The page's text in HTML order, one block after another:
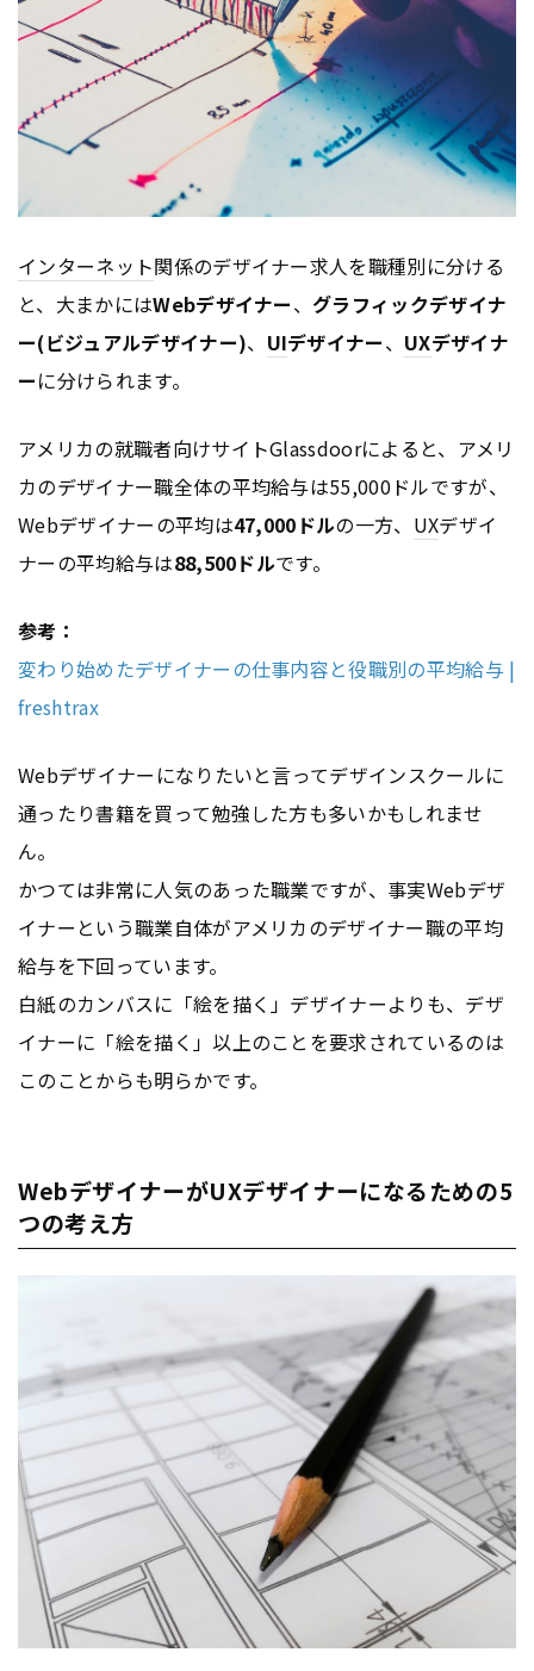
インターネット関係のデザイナー求人を職種別に分ける
と、大まかにはWebデザイナー、グラフィックデザイナ
ー(ビジュアルデザイナー)、 UIデザイナー、 UXデザイナ
ーに分けられます。
アメリカの就職者向けサイトGlassdoorによると、アメリ
カのデザイナー職全体の平均給与は55,000ドルですが、
Webデザイナーの平均は47,000ドルの一方、 UXデザイ
ナーの平均給与は88,500ドルです。
参考：
変わり始めたデザイナーの仕事内容と役職別の平均給与 |
freshtrax
Webデザイナーになりたいと言ってデザインスクールに
通ったり書籍を買って勉強した方も多いかもしれませ
ん。
かつては非常に人気のあった職業ですが、事実Webデザ
イナーという職業自体がアメリカのデザイナー職の平均
給与を下回っています。
白紙のカンバスに「絵を描く」デザイナーよりも、デザ
イナーに「絵を描く」以上のことを要求されているのは
このことからも明らかです。
WebデザイナーがUXデザイナーになるための5
つの考え方